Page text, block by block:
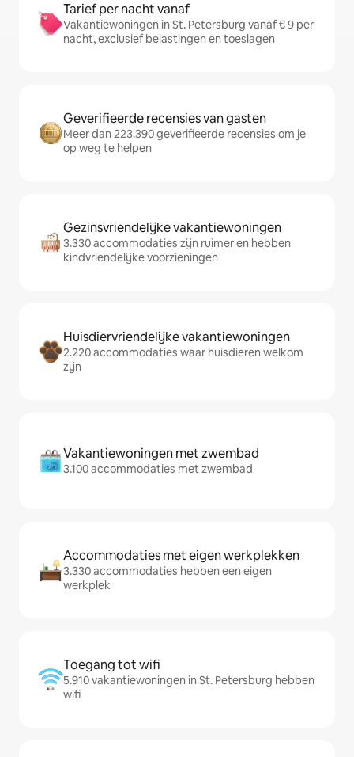
Tarief per nacht vanaf
Vakantiewoningen in St. Petersburg vanaf € 9 per
nacht, exclusief belastingen en toeslagen
Geverifieerde recensies van gasten
Meer dan 223.390 geverifieerde recensies om je
op weg te helpen
Gezinsvriendelijke vakantiewoningen
3.330 accommodaties zijn ruimer en hebben
kindvriendelijke voorzieningen
Huisdiervriendelijke vakantiewoningen
2.220 accommodaties waar huisdieren welkom
zijn
Vakantiewoningen met zwembad
3.100 accommodaties met zwembad
Accommodaties met eigen werkplekken
3.330 accommodaties hebben een eigen
werkplek
Toegang tot wifi
5.910 vakantiewoningen in St. Petersburg hebben
wifi